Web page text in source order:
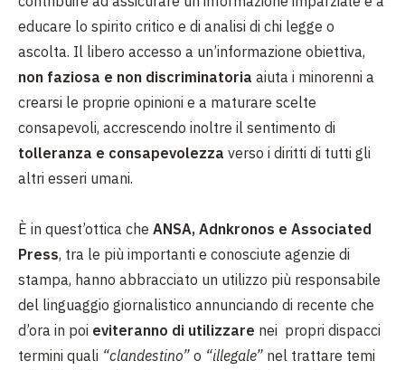
educare lo spirito critico e di analisi di chi legge o
ascolta. Il libero accesso a un’informazione obiettiva,
non faziosa e non discriminatoria aiuta i minorenni a
crearsi le proprie opinioni e a maturare scelte
consapevoli, accrescendo inoltre il sentimento di
tolleranza e consapevolezza verso i diritti di tutti gli
altri esseri umani.
È in quest’ottica che ANSA, Adnkronos e Associated
Press, tra le più importanti e conosciute agenzie di
stampa, hanno abbracciato un utilizzo più responsabile
del linguaggio giornalistico annunciando di recente che
d’ora in poi eviteranno di utilizzare nei propri dispacci
termini quali “clandestino” o “illegale” nel trattare temi